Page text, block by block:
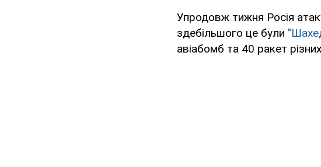
Упродовж тижня Росія
здебільшого це були
авіабомб та 40 ракет